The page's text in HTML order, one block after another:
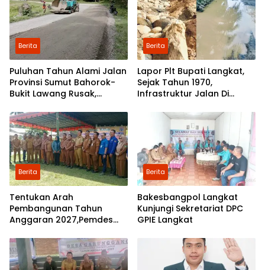
Berita
Puluhan Tahun Alami Jalan
Provinsi Sumut Bahorok-
Bukit Lawang Rusak,
Perbaikan
Berita
Lapor Plt Bupati Langkat,
Sejak Tahun 1970,
Infrastruktur Jalan Di
Diperhatikan Pemerintah
Kabupaten Langkat
Berita
Tentukan Arah
Pembangunan Tahun
Anggaran 2027,Pemdes
Musrenbang
Berita
Bakesbangpol Langkat
Kunjungi Sekretariat DPC
GPIE Langkat